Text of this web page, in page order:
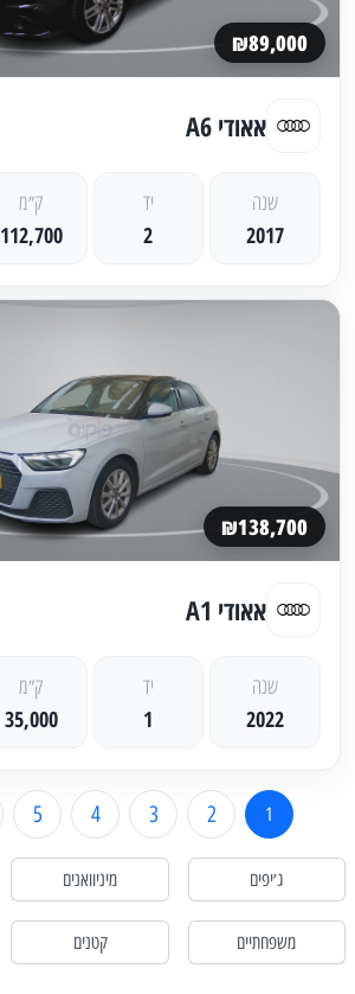
₪89,000
אאודי A6
שנה
2017
יד
2
ק״מ
112,700
₪138,700
אאודי A1
שנה
2022
יד
1
ק״מ
35,000
1
2
3
4
5
ג׳יפים מיניוואנים
משפחתיים קטנים